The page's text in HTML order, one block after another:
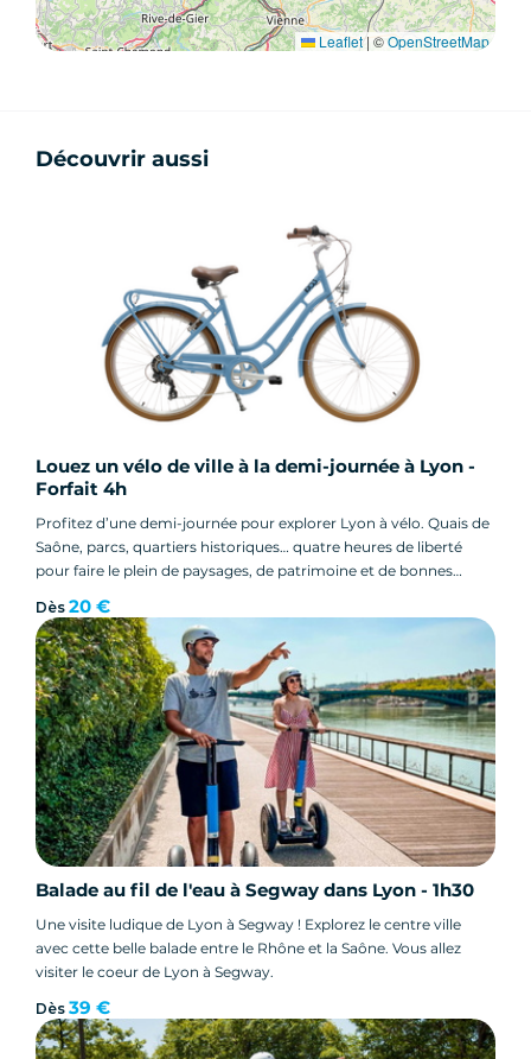
Leaflet| ©OpenStreetMap
Découvrir aussi
Louez un vélo de ville à la demi-journée à Lyon -
Forfait 4h
Profitez d’une demi-journée pour explorer Lyon à vélo. Quais de
Saône, parcs, quartiers historiques… quatre heures de liberté
pour faire le plein de paysages, de patrimoine et de bonnes
Dès 20 €
Balade au fil de l'eau à Segway dans Lyon - 1h30
Une visite ludique de Lyon à Segway ! Explorez le centre ville
avec cette belle balade entre le Rhône et la Saône. Vous allez
visiter le coeur de Lyon à Segway.
Dès 39 €